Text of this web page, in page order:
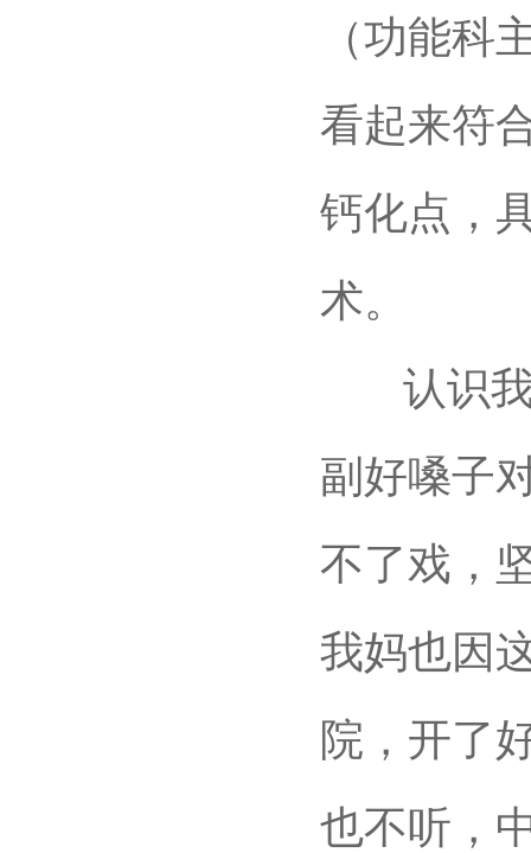
（功能科
看起来符
钙化点，
术。
认识我
副好嗓子
不了戏，
我妈也因
院，开了
也不听，